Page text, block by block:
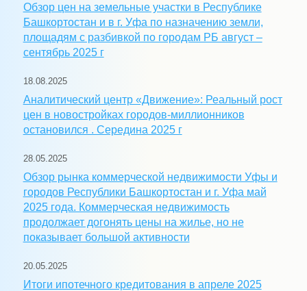
Обзор цен на земельные участки в Республике
Башкортостан и в г. Уфа по назначению земли,
площадям с разбивкой по городам РБ август –
сентябрь 2025 г
18.08.2025
Аналитический центр «Движение»: Реальный рост
цен в новостройках городов-миллионников
остановился . Середина 2025 г
28.05.2025
Обзор рынка коммерческой недвижимости Уфы и
городов Республики Башкортостан и г. Уфа май
2025 года. Коммерческая недвижимость
продолжает догонять цены на жилье, но не
показывает большой активности
20.05.2025
Итоги ипотечного кредитования в апреле 2025